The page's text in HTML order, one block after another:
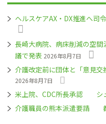
ヘルスケアAX・DX推進へ
長崎大病院、病床削減の空
議で発表 2026年8月7日
介護改定前に団体と「意見
2026年8月7日
米上院、CDC所長承認 シ
介護職員の熊本派遣要請